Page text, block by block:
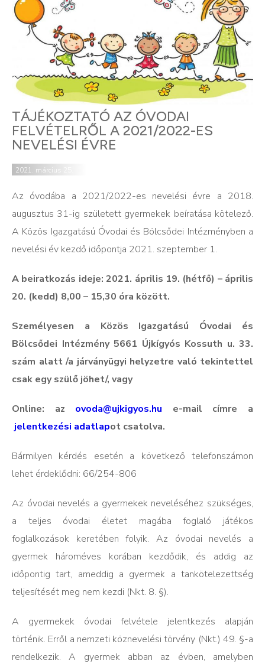
TÁJÉKOZTATÓ AZ ÓVODAI
FELVÉTELRŐL A 2021/2022-ES
NEVELÉSI ÉVRE
2021. március 25.
Az óvodába a 2021/2022-es nevelési évre a 2018.
augusztus 31-ig született gyermekek beíratása kötelező.
A Közös Igazgatású Óvodai és Bölcsődei Intézményben a
nevelési év kezdő időpontja 2021. szeptember 1.
A beiratkozás ideje: 2021. április 19. (hétfő) – április
20. (kedd) 8,00 – 15,30 óra között.
Személyesen a Közös Igazgatású Óvodai és
Bölcsődei Intézmény 5661 Újkígyós Kossuth u. 33.
szám alatt /a járványügyi helyzetre való tekintettel
csak egy szülő jöhet/, vagy
Online: az ovoda@ujkigyos.hu e-mail címre a
jelentkezési adatlapot csatolva.
Bármilyen kérdés esetén a következő telefonszámon
lehet érdeklődni: 66/254-806
Az óvodai nevelés a gyermekek neveléséhez szükséges,
a teljes óvodai életet magába foglaló játékos
foglalkozások keretében folyik. Az óvodai nevelés a
gyermek hároméves korában kezdődik, és addig az
időpontig tart, ameddig a gyermek a tankötelezettség
teljesítését meg nem kezdi (Nkt. 8. §).
A gyermekek óvodai felvétele jelentkezés alapján
történik. Erről a nemzeti köznevelési törvény (Nkt.) 49. §-a
rendelkezik. A gyermek abban az évben, amelyben